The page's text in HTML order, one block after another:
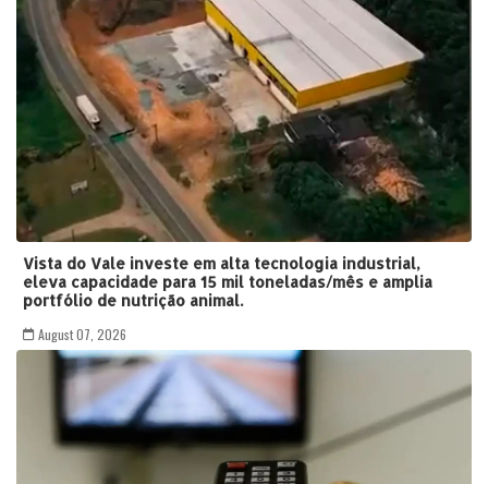
Vista do Vale investe em alta tecnologia industrial,
eleva capacidade para 15 mil toneladas/mês e amplia
portfólio de nutrição animal.
August 07, 2026